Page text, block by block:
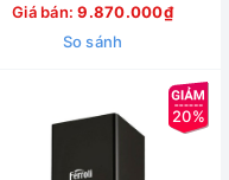
Giá bán:9.870.000₫
So sánh
20%